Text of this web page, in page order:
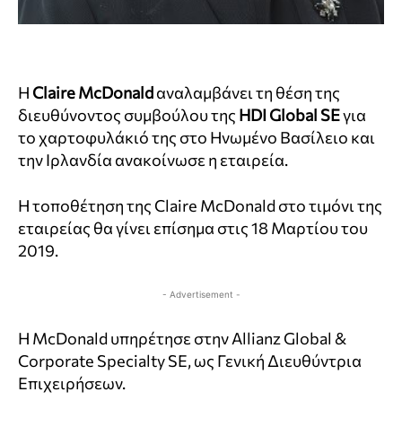
H Claire McDonaldαναλαμβάνει τη θέση της
διευθύνοντος συμβούλου της HDI Global SEγια
το χαρτοφυλάκιό της στο Ηνωμένο Βασίλειο και
την Ιρλανδία ανακοίνωσε η εταιρεία.
Η τοποθέτηση της Claire McDonald στο τιμόνι της
εταιρείας θα γίνει επίσημα στις 18 Μαρτίου του
2019.
- Advertisement -
Η McDonald υπηρέτησε στην Allianz Global &
Corporate Specialty SE, ως Γενική Διευθύντρια
Επιχειρήσεων.